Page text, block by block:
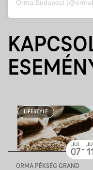
LIFESTYLE
ORMA PÉKSÉG GRAND
JUL
07- 11